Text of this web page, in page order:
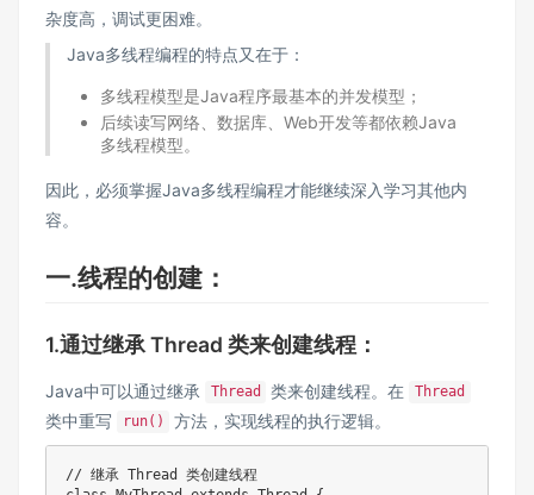
杂度高，调试更困难。
Java多线程编程的特点又在于：
多线程模型是Java程序最基本的并发模型；
后续读写网络、数据库、Web开发等都依赖Java
多线程模型。
因此，必须掌握Java多线程编程才能继续深入学习其他内
容。
一.线程的创建：
1.通过继承 Thread 类来创建线程：
Java中可以通过继承 Thread 类来创建线程。在 Thread
类中重写 run() 方法，实现线程的执行逻辑。
// 继承 Thread 类创建线程